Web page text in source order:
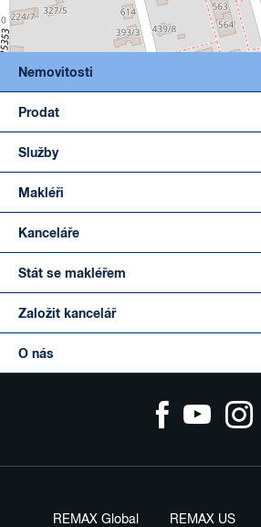
Nemovitosti
Prodat
Služby
Makléři
Kanceláře
Stát se makléřem
Založit kancelář
O nás
REMAX Global REMAX US